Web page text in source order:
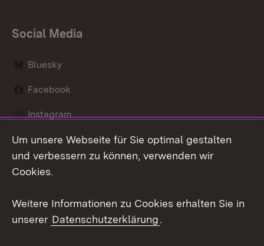
Social Media
Bluesky
Facebook
Instagram
LinkedIn
Um unsere Webseite für Sie optimal gestalten
und verbessern zu können, verwenden wir
Cookies.
Weitere Informationen zu Cookies erhalten Sie in
unserer Datenschutzerklärung.